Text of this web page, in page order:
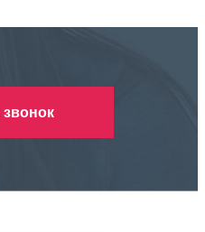
звонок